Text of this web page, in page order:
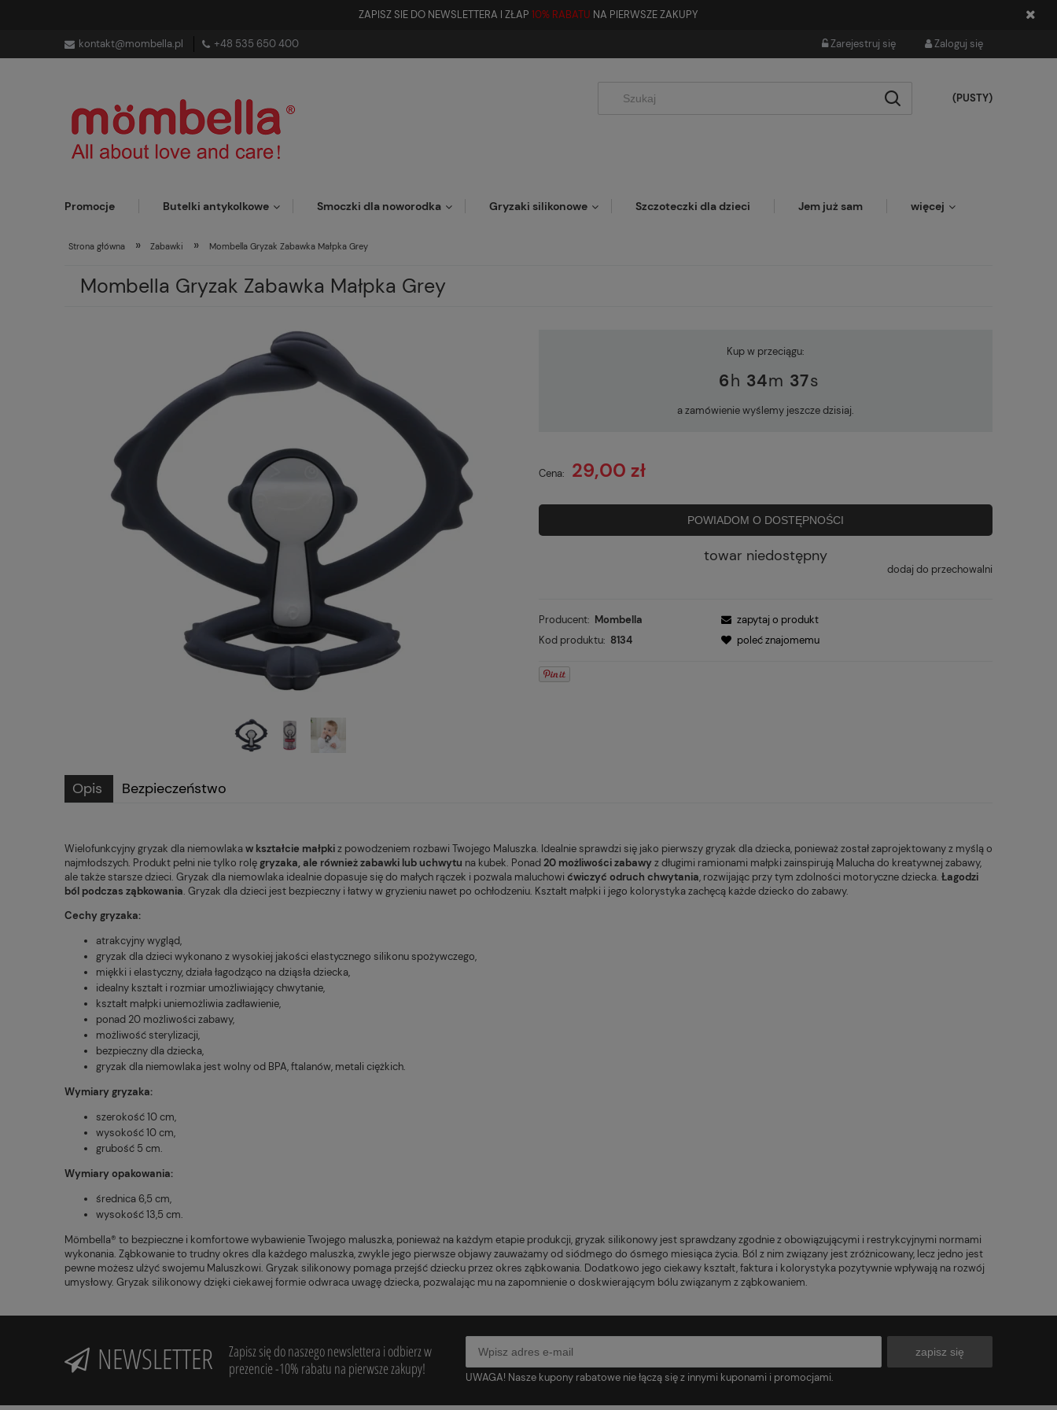
ZAPISZ SIE DO NEWSLETTERA I ZŁAP 10% RABATU NA PIERWSZE ZAKUPY
kontakt@mombella.pl +48 535 650 400 Zarejestruj się Zaloguj się
(PUSTY)
Promocje Butelki antykolkowe Smoczki dla noworodka Gryzaki silikonowe Szczoteczki dla dzieci Jem już sam więcej
Strona główna » Zabawki » Mombella Gryzak Zabawka Małpka Grey
Mombella Gryzak Zabawka Małpka Grey
Kup w przeciągu:
6 34 37
a zamówienie wyślemy jeszcze dzisiaj.
Cena: 29,00 zł
POWIADOM O DOSTĘPNOŚCI
towar niedostępny
dodaj do przechowalni
Producent: Mombella
Kod produktu: 8134
zapytaj o produkt
poleć znajomemu
Opis Bezpieczeństwo
Wielofunkcyjnygryzak dla niemowlakaw kształcie małpkiz powodzeniem rozbawi Twojego Maluszka. Idealnie sprawdzi się jako pierwszygryzak dla dziecka, ponieważ został zaprojektowany z myślą o
najmłodszych. Produkt pełni nie tylko rolęgryzaka, ale również zabawki lub uchwytu na kubek. Ponad20 możliwości zabawyz długimi ramionami małpki zainspirują Malucha do kreatywnej zabawy,
ale także starsze dzieci. Gryzak dla niemowlaka idealnie dopasuje się do małych rączek i pozwala maluchowi ćwiczyć odruch chwytania, rozwijając przy tym zdolności motoryczne dziecka. Łagodzi
ból podczas ząbkowania. Gryzak dla dzieci jest bezpieczny i łatwy w gryzieniu nawet po ochłodzeniu. Kształt małpki i jego kolorystyka zachęcą każde dziecko do zabawy.
Cechy gryzaka:
atrakcyjny wygląd,
gryzak dla dzieci wykonano z wysokiej jakości elastycznego silikonu spożywczego,
miękki i elastyczny, działa łagodząco na dziąsła dziecka,
idealny kształt i rozmiar umożliwiający chwytanie,
kształt małpki uniemożliwia zadławienie,
ponad 20 możliwości zabawy,
możliwość sterylizacji,
bezpieczny dla dziecka,
gryzak dla niemowlaka jest wolny od BPA, ftalanów, metali ciężkich.
Wymiary gryzaka:
szerokość 10 cm,
wysokość 10 cm,
grubość 5 cm.
Wymiary opakowania:
średnica 6,5 cm,
wysokość 13,5 cm.
Mömbella® to bezpieczne i komfortowe wybawienie Twojego maluszka, ponieważ na każdym etapie produkcji, gryzak silikonowy jest sprawdzany zgodnie z obowiązującymi i restrykcyjnymi normami
wykonania. Ząbkowanie to trudny okres dla każdego maluszka, zwykle jego pierwsze objawy zauważamy od siódmego do ósmego miesiąca życia. Ból z nim związany jest zróżnicowany, lecz jedno jest
pewne możesz ulżyć swojemu Maluszkowi. Gryzak silikonowy pomaga przejść dziecku przez okres ząbkowania. Dodatkowo jego ciekawy kształt, faktura i kolorystyka pozytywnie wpływają na rozwój
umysłowy. Gryzak silikonowy dzięki ciekawej formie odwraca uwagę dziecka, pozwalając mu na zapomnienie o doskwierającym bólu związanym z ząbkowaniem.
NEWSLETTER
Zapisz się do naszego newslettera i odbierz w
prezencie -10% rabatu na pierwsze zakupy!
zapisz się
UWAGA! Nasze kupony rabatowe nie łączą się z innymi kuponami i promocjami.